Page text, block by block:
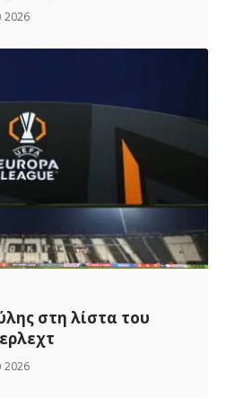
2026
στη λίστα του
2026